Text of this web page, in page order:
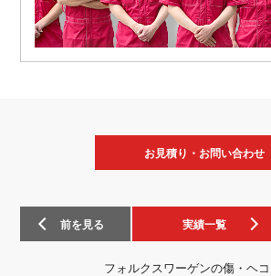
お見積り・お問い合わせ
前を見る 実績一覧
フォルクスワーゲンの傷・ヘ